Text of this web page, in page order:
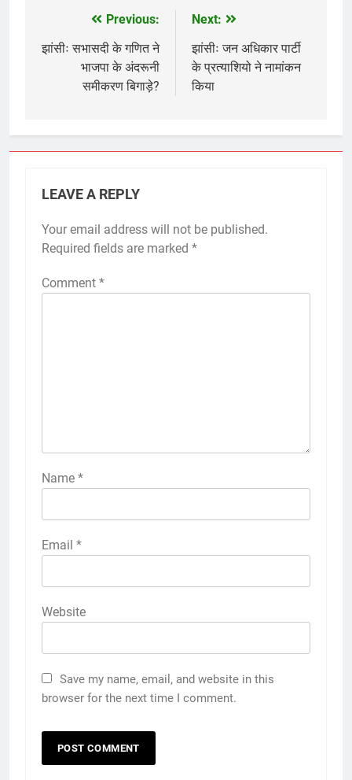
navigation
Previous:
झांसीः सभासदी के गणित ने
भाजपा के अंदरूनी
समीकरण बिगाड़े?
Next:
झांसीः जन अधिकार पार्टी
के प्रत्याशियो ने नामांकन
किया
LEAVE A REPLY
Your email address will not be published.
Required fields are marked *
Comment *
Name *
Email *
Website
Save my name, email, and website in this
browser for the next time I comment.